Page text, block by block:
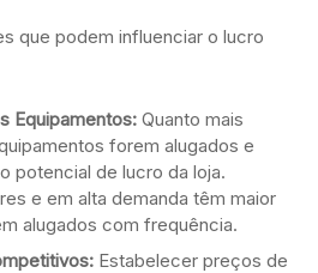
que podem influenciar o lucro
Equipamentos: Quanto mais
forem alugados e
potencial de lucro da loja.
e em alta demanda têm maior
alugados com frequência.
Estabelecer preços de